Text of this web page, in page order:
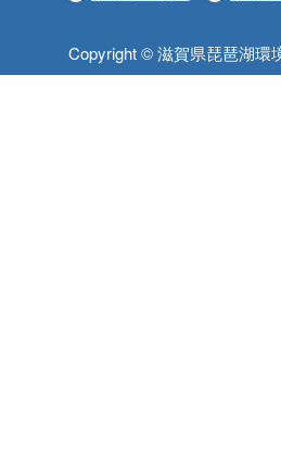
Copyright © 滋賀県琵琶湖環